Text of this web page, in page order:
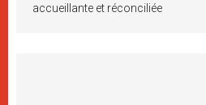
accueillante et réconciliée